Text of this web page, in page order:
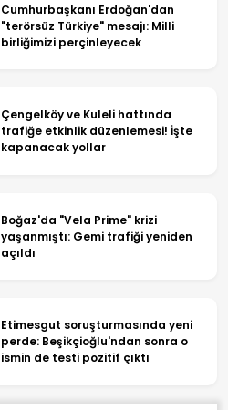
Cumhurbaşkanı Erdoğan'dan
"terörsüz Türkiye" mesajı: Milli
birliğimizi perçinleyecek
Çengelköy ve Kuleli hattında
trafiğe etkinlik düzenlemesi! İşte
kapanacak yollar
Boğaz'da "Vela Prime" krizi
yaşanmıştı: Gemi trafiği yeniden
açıldı
Etimesgut soruşturmasında yeni
perde: Beşikçioğlu'ndan sonra o
ismin de testi pozitif çıktı